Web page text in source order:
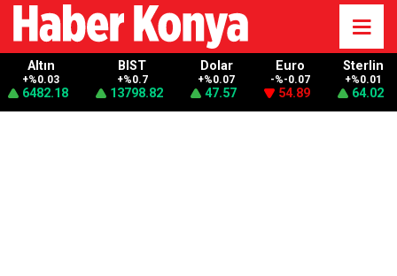
Altın
+%0.03
6482.18
BIST
+%0.7
13798.82
Dolar
+%0.07
47.57
Euro
-%-0.07
54.89
Sterlin
+%0.01
64.02